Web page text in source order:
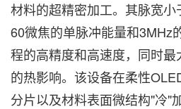
材料的超精密加工。其脉宽
60微焦的单脉冲能量和3MHz
程的高精度和高速度，同时
的热影响。该设备在柔性
分片以及材料表面微结构"冷"